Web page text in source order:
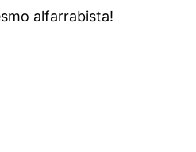
alfarrabista!